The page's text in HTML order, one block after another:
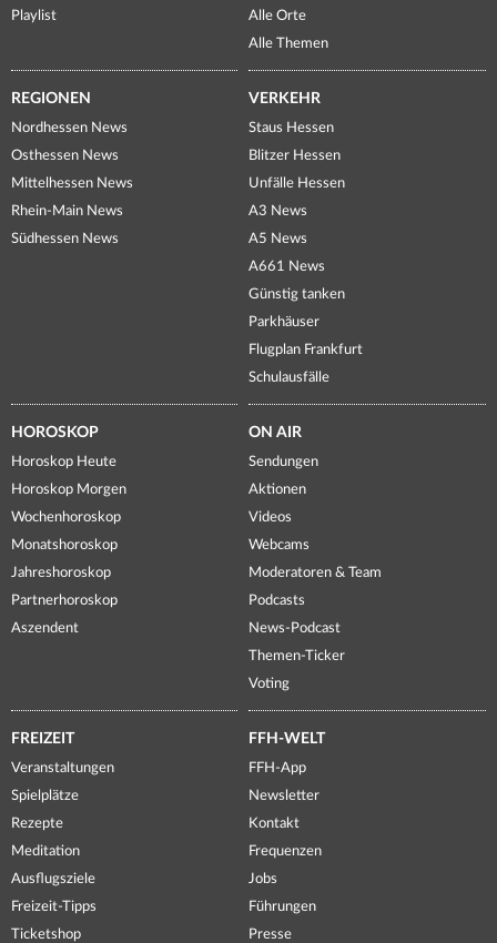
Playlist
Alle Orte
Alle Themen
REGIONEN
Nordhessen News
Osthessen News
Mittelhessen News
Rhein-Main News
Südhessen News
VERKEHR
Staus Hessen
Blitzer Hessen
Unfälle Hessen
A3 News
A5 News
A661 News
Günstig tanken
Parkhäuser
Flugplan Frankfurt
Schulausfälle
HOROSKOP
Horoskop Heute
Horoskop Morgen
Wochenhoroskop
Monatshoroskop
Jahreshoroskop
Partnerhoroskop
Aszendent
ON AIR
Sendungen
Aktionen
Videos
Webcams
Moderatoren & Team
Podcasts
News-Podcast
Themen-Ticker
Voting
FREIZEIT
Veranstaltungen
Spielplätze
Rezepte
Meditation
Ausflugsziele
Freizeit-Tipps
Ticketshop
FFH-WELT
FFH-App
Newsletter
Kontakt
Frequenzen
Jobs
Führungen
Presse